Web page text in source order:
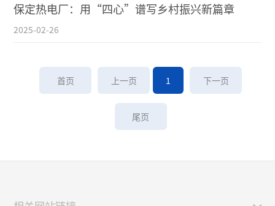
保定热电厂：用“四心”谱写乡村振兴新篇章
2025-02-26
首页 上一页 1 下一页
尾页